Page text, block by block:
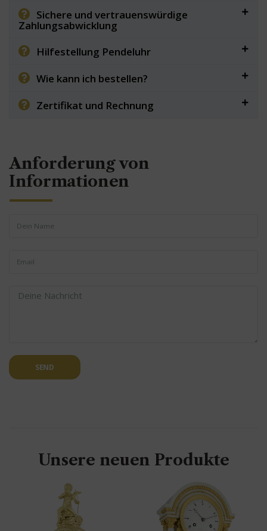
Sichere und vertrauenswürdige
Zahlungsabwicklung
Hilfestellung Pendeluhr
Wie kann ich bestellen?
Zertifikat und Rechnung
Anforderung von
Informationen
SEND
Unsere neuen Produkte